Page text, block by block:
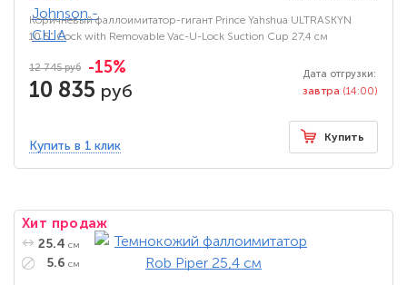
Коричневый фаллоимитатор-гигант Prince Yahshua ULTRASKYN
10.5” Cock with Removable Vac-U-Lock Suction Cup 27,4 см
12 745 руб -15%
10 835 руб
Дата отгрузки:
завтра (14:00)
Купить в 1 клик
Купить
Хит продаж
25.4 см
5.6 см